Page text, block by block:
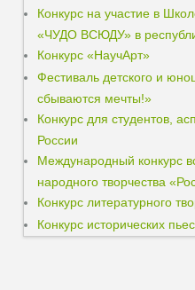
Конкурс на участие в
«ЧУДО ВСЮДУ» в
Конкурс «НаучАрт»
Фестиваль детского и
сбываются мечты!»
Конкурс для студентов,
России
Международный конкурс
народного творчества
Конкурс литературного
Конкурс исторических